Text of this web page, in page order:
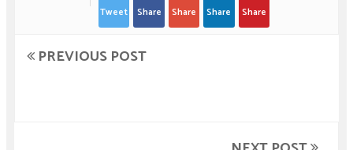
Tweet Share Share Share Share
PREVIOUS POST